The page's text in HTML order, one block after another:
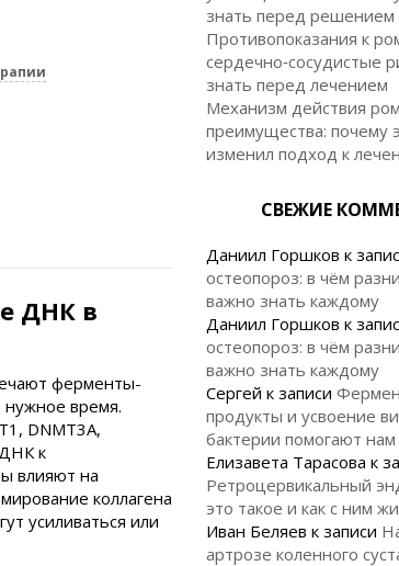
ДНК в
ферменты-
время.
DNMT3A,
к
влияют на
коллагена
усиливаться или
знать перед решением
Противопоказания к
сердечно‑сосудистые
знать перед лечением
Механизм действия
преимущества: почему
изменил подход к
СВЕЖИЕ
Даниил Горшков к
остеопороз: в чём
важно знать каждому
Даниил Горшков к
остеопороз: в чём
важно знать каждому
Сергей к записи
продукты и усвоение
бактерии помогают
Елизавета Тарасова к
Ретроцервикальный
это такое и как с ним
Иван Беляев к записи
артрозе коленного